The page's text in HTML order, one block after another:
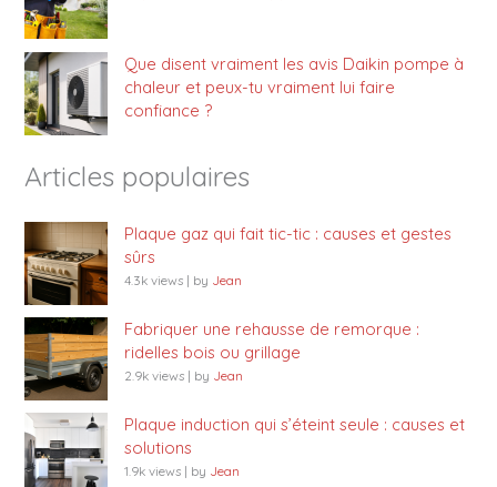
Que disent vraiment les avis Daikin pompe à
chaleur et peux-tu vraiment lui faire
confiance ?
Articles populaires
Plaque gaz qui fait tic-tic : causes et gestes
sûrs
4.3k views | by Jean
Fabriquer une rehausse de remorque :
ridelles bois ou grillage
2.9k views | by Jean
Plaque induction qui s’éteint seule : causes et
solutions
1.9k views | by Jean